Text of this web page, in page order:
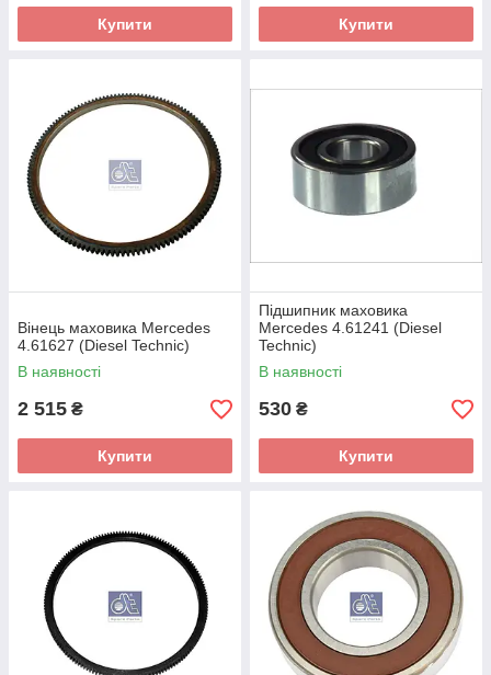
Купити Купити
Вінець маховика Mercedes
4.61627 (Diesel Technic)
В наявності
2 515 ₴
Купити
Підшипник маховика
Mercedes 4.61241 (Diesel
Technic)
В наявності
530 ₴
Купити